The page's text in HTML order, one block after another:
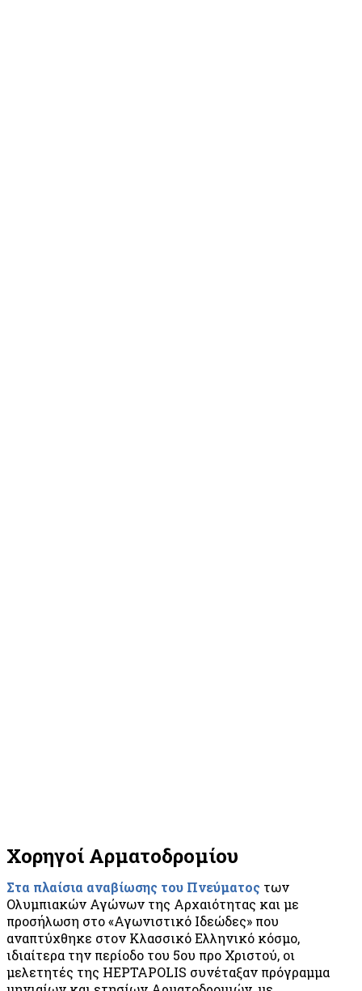
Χορηγοί Αρματοδρομίου
Στα πλαίσια αναβίωσης του Πνεύματος των
Ολυμπιακών Αγώνων της Αρχαιότητας και με
προσήλωση στο «Αγωνιστικό Ιδεώδες» που
αναπτύχθηκε στον Κλασσικό Ελληνικό κόσμο,
ιδιαίτερα την περίοδο του 5ου προ Χριστού, οι
μελετητές της HEPTAPOLIS συνέταξαν πρόγραμμα